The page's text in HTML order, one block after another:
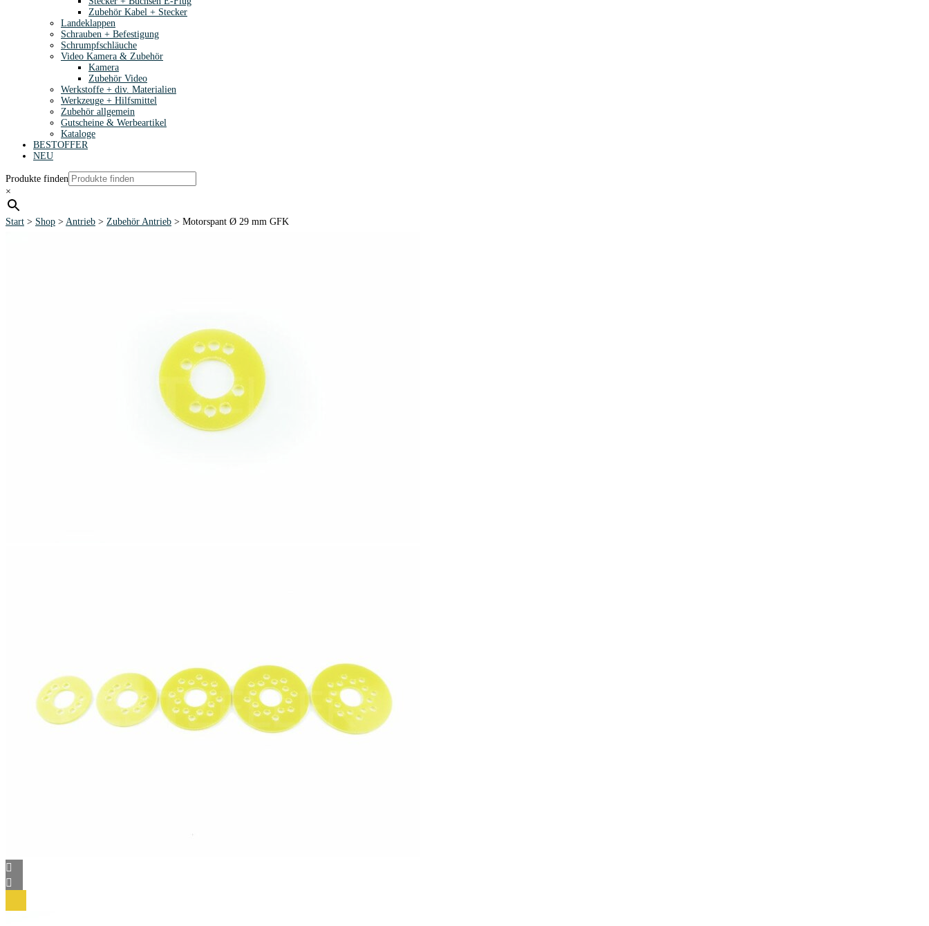
Zubehör Kabel + Stecker
Landeklappen
Schrauben + Befestigung
Schrumpfschläuche
Video Kamera & Zubehör
Kamera
Zubehör Video
Werkstoffe + div. Materialien
Werkzeuge + Hilfsmittel
Zubehör allgemein
Gutscheine & Werbeartikel
Kataloge
BESTOFFER
NEU
Produkte finden
×
Start > Shop > Antrieb > Zubehör Antrieb > Motorspant Ø 29 mm GFK